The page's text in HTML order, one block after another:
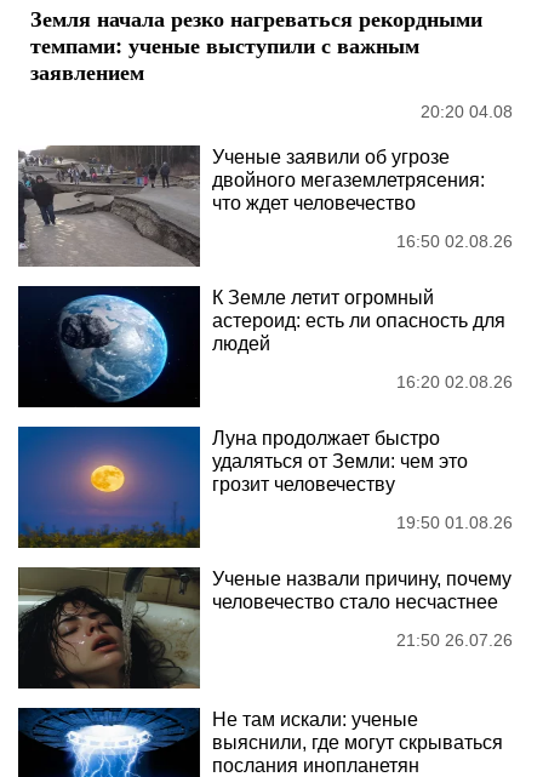
Земля начала резко нагреваться рекордными
темпами: ученые выступили с важным
заявлением
20:20 04.08
Ученые заявили об угрозе
двойного мегаземлетрясения:
что ждет человечество
16:50 02.08.26
К Земле летит огромный
астероид: есть ли опасность для
людей
16:20 02.08.26
Луна продолжает быстро
удаляться от Земли: чем это
грозит человечеству
19:50 01.08.26
Ученые назвали причину, почему
человечество стало несчастнее
21:50 26.07.26
Не там искали: ученые
выяснили, где могут скрываться
послания инопланетян